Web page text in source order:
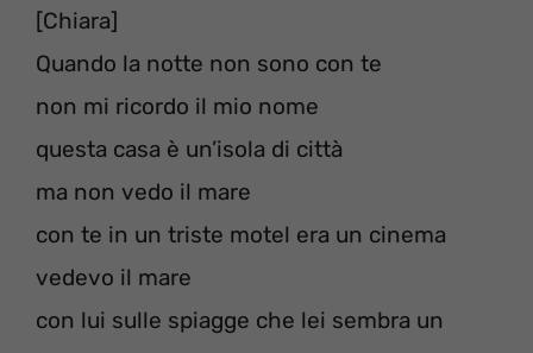
[Chiara]
Quando la notte non sono con te
non mi ricordo il mio nome
questa casa è un’isola di città
ma non vedo il mare
con te in un triste motel era un cinema
vedevo il mare
con lui sulle spiagge che lei sembra un